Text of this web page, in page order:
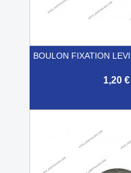
BOULON FIXATION
1,20 €